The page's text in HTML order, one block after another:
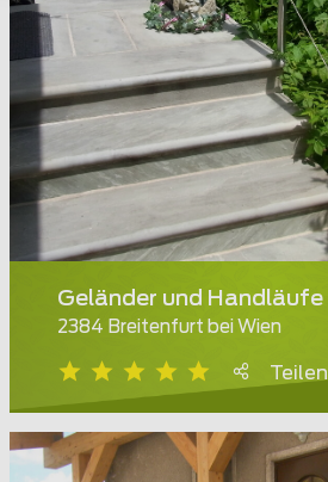
Geländer und Handläufe
2384 Breitenfurt bei Wien
Teilen